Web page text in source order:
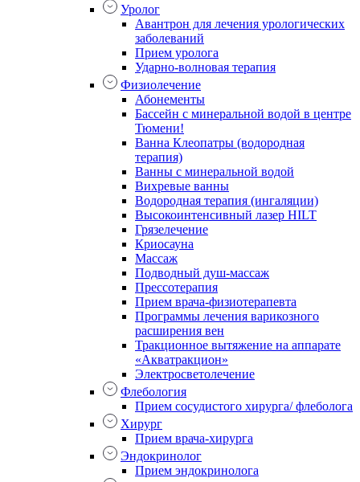
Уролог
Авантрон для лечения урологических
заболеваний
Прием уролога
Ударно-волновая терапия
Физиолечение
Абонементы
Бассейн с минеральной водой в центре
Тюмени!
Ванна Клеопатры (водородная
терапия)
Ванны с минеральной водой
Вихревые ванны
Водородная терапия (ингаляции)
Высокоинтенсивный лазер HILT
Грязелечение
Криосауна
Массаж
Подводный душ-массаж
Прессотерапия
Прием врача-физиотерапевта
Программы лечения варикозного
расширения вен
Тракционное вытяжение на аппарате
«Акватракцион»
Электросветолечение
Флебология
Прием сосудистого хирурга/ флеболога
Хирург
Прием врача-хирурга
Эндокринолог
Прием эндокринолога